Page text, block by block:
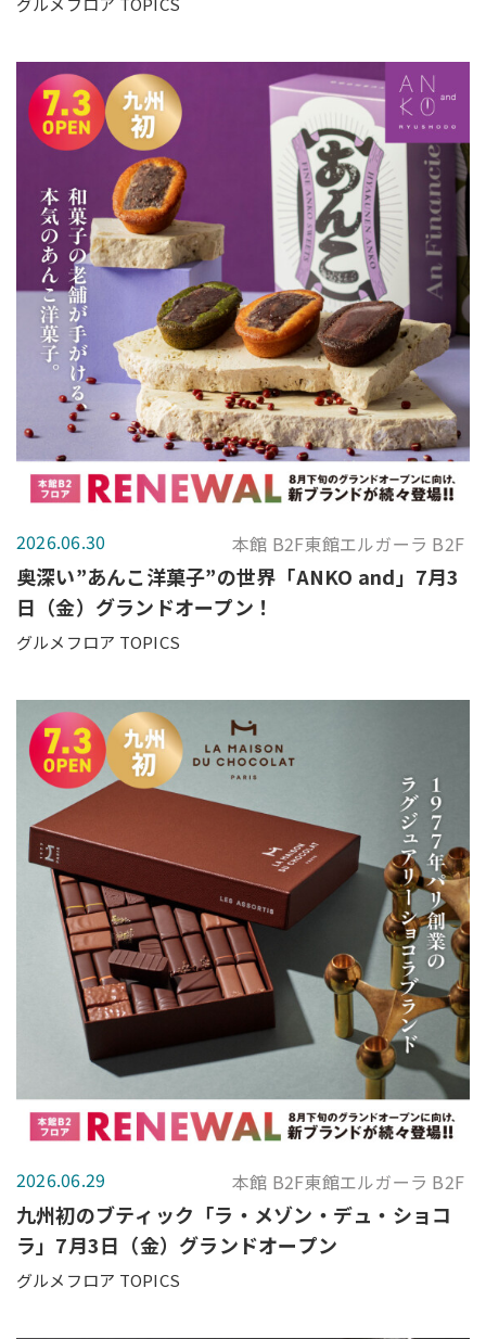
2026.06.30 本館 B2F東館エルガーラ B2F
奥深い”あんこ洋菓子”の世界「ANKO and」7月3
日（金）グランドオープン！
グルメフロア TOPICS
2026.06.29 本館 B2F東館エルガーラ B2F
九州初のブティック「ラ・メゾン・デュ・ショコ
ラ」7月3日（金）グランドオープン
グルメフロア TOPICS